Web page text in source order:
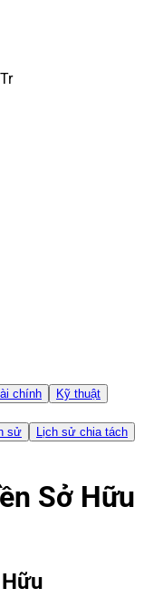
chính
Kỹ thuật
sử
Lịch sử chia tách
Sở Hữu